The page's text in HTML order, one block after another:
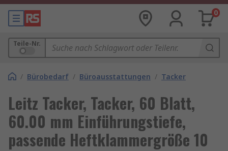
0
Teile-Nr.
/ Bürobedarf / Büroausstattungen / Tacker
Leitz Tacker, Tacker, 60 Blatt,
60.00 mm Einführungstiefe,
passende Heftklammergröße 10